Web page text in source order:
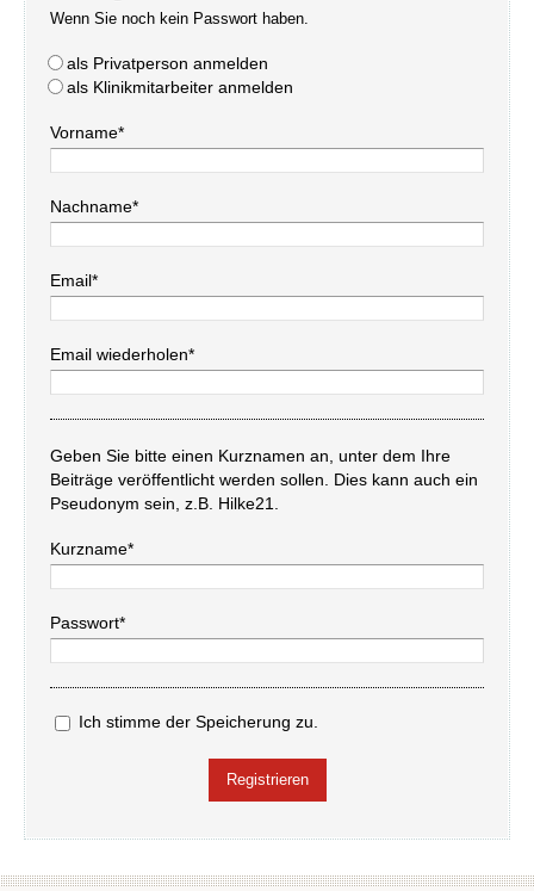
Wenn Sie noch kein Passwort haben.
als Privatperson anmelden
als Klinikmitarbeiter anmelden
Vorname*
Nachname*
Email*
Email wiederholen*
Geben Sie bitte einen Kurznamen an, unter dem Ihre
Beiträge veröffentlicht werden sollen. Dies kann auch ein
Pseudonym sein, z.B. Hilke21.
Kurzname*
Passwort*
Ich stimme der Speicherung zu.